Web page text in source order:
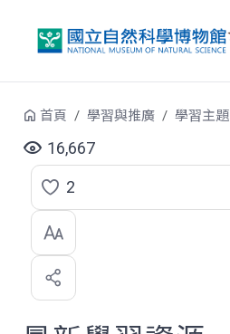
首頁 學習與推廣 學習主題
16,667
點
選
喜
歡
2